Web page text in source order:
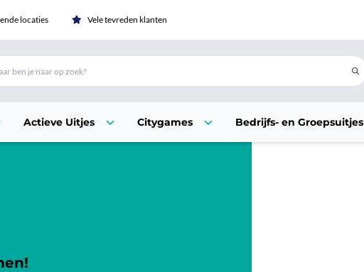
locaties Vele tevreden klanten
Actieve Uitjes Citygames Bedrijfs- en Groepsuitjes